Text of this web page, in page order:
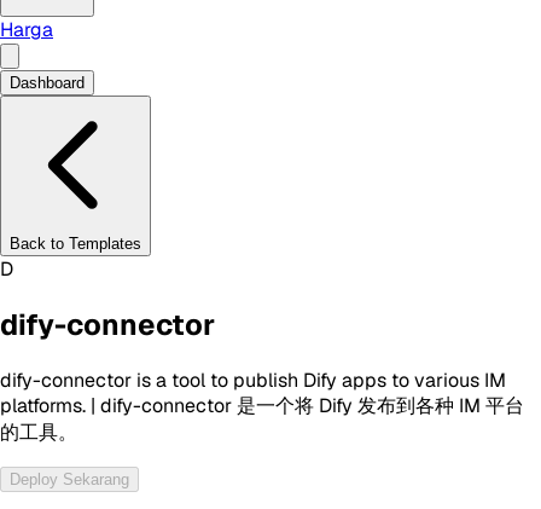
Harga
Dashboard
Back to Templates
D
dify-connector
dify-connector is a tool to publish Dify apps to various IM
platforms. | dify-connector 是一个将 Dify 发布到各种 IM 平台
的工具。
Deploy Sekarang